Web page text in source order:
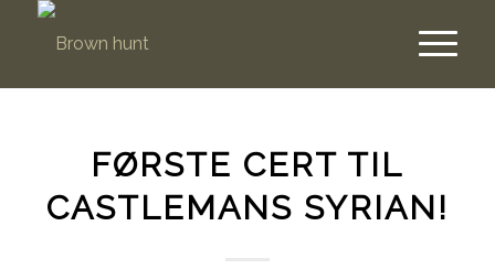
FØRSTE CERT TIL
CASTLEMANS SYRIAN!